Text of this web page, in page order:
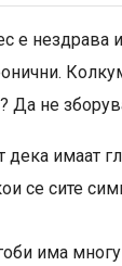
е
Да не
дека имаат
се сите
има